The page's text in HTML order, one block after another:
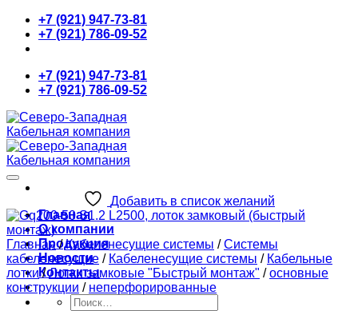
Skip
content
+7 (921) 947-73-81
+7 (921) 786-09-52
+7 (921) 947-73-81
+7 (921) 786-09-52
Главная
О компании
Продукция
Новости
Контакты
Искать:
Добавить в список желаний
Главная / Кабеленесущие системы / Системы
кабеленесущие / Кабеленесущие системы / Кабельные
лотки / Лотки замковые "Быстрый монтаж" / основные
конструкции / неперфорированные